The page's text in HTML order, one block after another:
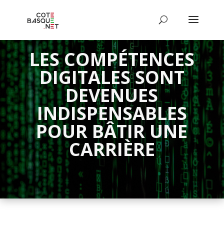
LES COMPÉTENCES
DIGITALES SONT
DEVENUES
INDISPENSABLES
POUR BÂTIR UNE
CARRIÈRE